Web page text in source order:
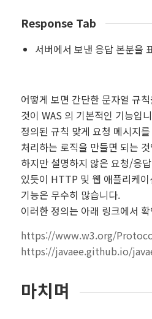
Response Tab
서버에서 보낸 응답 본분을
어떻게 보면 간단한 문자열 규
것이 WAS 의 기본적인 기능입
정의된 규칙 맞게 요청 메시지
처리하는 로직을 만들면 되는
하지만 설명하지 않은 요청/응
있듯이 HTTP 및 웹 애플리케
기능은 무수히 많습니다.
이러한 정의는 아래 링크에서
https://www.w3.org/
https://javaee.github.io/
마치며